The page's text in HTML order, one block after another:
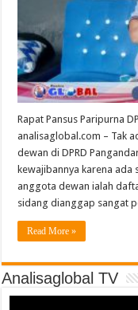
Rapat Pansus Paripurna
analisaglobal.com – Tak
dewan di DPRD
kewajibannya karena ada
anggota dewan ialah
sidang dianggap sangat
Read More »
Analisaglobal TV